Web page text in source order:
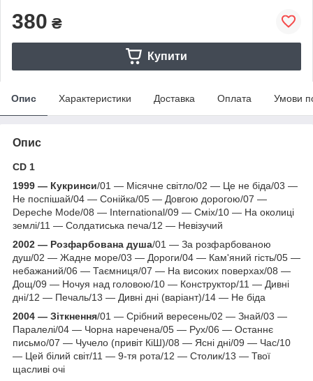
380 ₴
Купити
Опис Характеристики Доставка Оплата Умови
Опис
CD 1
1999 — Кукринси/01 — Місячне світло/02 — Це не біда/03 —
Не поспішай/04 — Сонійка/05 — Довгою дорогою/07 —
Depeche Mode/08 — International/09 — Сміх/10 — На околиці
землі/11 — Солдатиська печа/12 — Невізучий
2002 — Розфарбована душа/01 — За розфарбованою
душ/02 — Жадне море/03 — Дороги/04 — Кам'яний гість/05 —
небажаний/06 — Таємниця/07 — На високих поверхах/08 —
Дощ/09 — Ночуя над головою/10 — Конструктор/11 — Дивні
дні/12 — Печаль/13 — Дивні дні (варіант)/14 — Не біда
2004 — Зіткнення/01 — Срібний вересень/02 — Знай/03 —
Паралелі/04 — Чорна наречена/05 — Рух/06 — Останнє
письмо/07 — Чучело (привіт КіШ)/08 — Ясні дні/09 — Час/10
— Цей білий світ/11 — 9-тя рота/12 — Столик/13 — Твої
щасливі очі